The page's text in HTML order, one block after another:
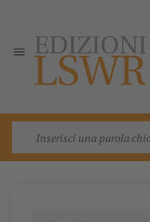
